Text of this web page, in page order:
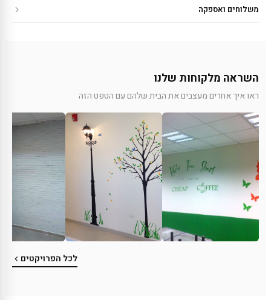
משלוחים ואספקה
השראה מלקוחות שלנו
ראו איך אחרים מעצבים את הבית שלהם עם הטפט הזה
לכל הפרויקטים